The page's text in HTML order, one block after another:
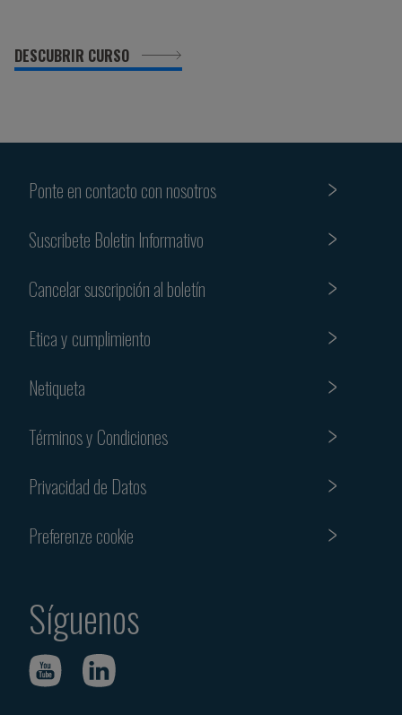
DESCUBRIR CURSO
Ponte en contacto con nosotros
Suscribete Boletin Informativo
Cancelar suscripción al boletín
Etica y cumplimiento
Netiqueta
Términos y Condiciones
Privacidad de Datos
Preferenze cookie
Síguenos